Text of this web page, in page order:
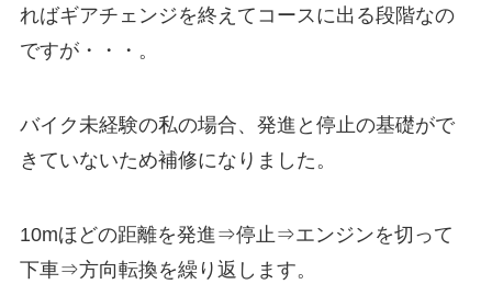
ればギアチェンジを終えてコースに出る段階なの
ですが・・・。
バイク未経験の私の場合、発進と停止の基礎がで
きていないため補修になりました。
10mほどの距離を発進⇒停止⇒エンジンを切って
下車⇒方向転換を繰り返します。